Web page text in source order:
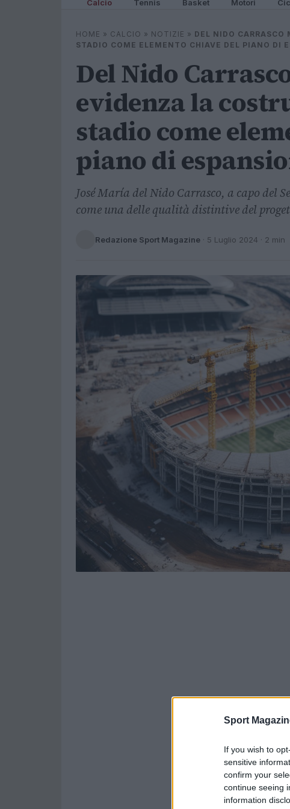
Sport
If you wish to
sensitive
confirm your
continue seeing
information
Calcio Tennis Basket Motori
HOME » CALCIO » NOTIZIE » DEL NIDO
STADIO COME ELEMENTO CHIAVE DEL PIANO DI
Del Nido
evidenza la
stadio come
piano di
José María del Nido Carrasco, a capo del
come una delle qualità distintive del
Redazione Sport Magazine · 5 Luglio 2024 · 2 min